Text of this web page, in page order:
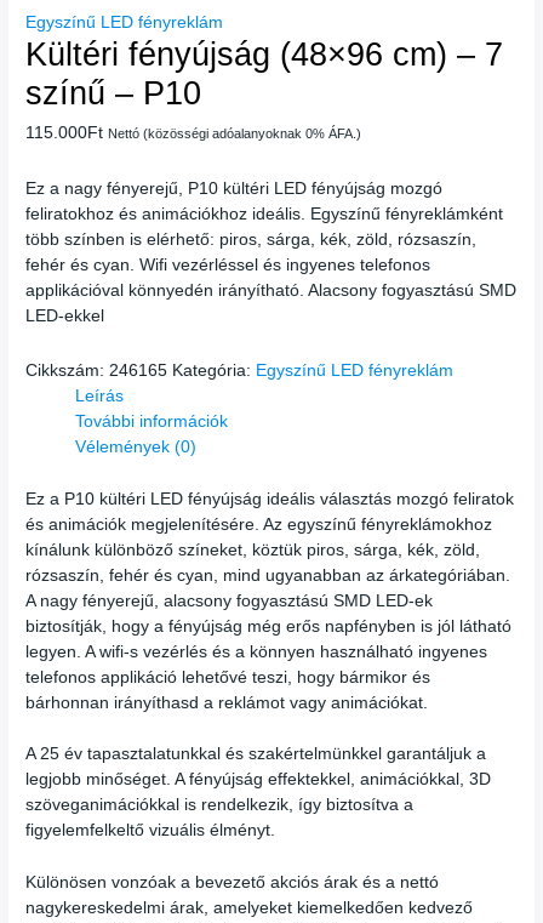
Egyszínű LED fényreklám
Kültéri fényújság (48×96 cm) – 7
színű – P10
115.000Ft Nettó (közösségi adóalanyoknak 0% ÁFA.)
Ez a nagy fényerejű, P10 kültéri LED fényújság mozgó
feliratokhoz és animációkhoz ideális. Egyszínű fényreklámként
több színben is elérhető: piros, sárga, kék, zöld, rózsaszín,
fehér és cyan. Wifi vezérléssel és ingyenes telefonos
applikációval könnyedén irányítható. Alacsony fogyasztású SMD
LED-ekkel
Cikkszám: 246165 Kategória: Egyszínű LED fényreklám
Leírás
További információk
Vélemények (0)
Ez a P10 kültéri LED fényújság ideális választás mozgó feliratok
és animációk megjelenítésére. Az egyszínű fényreklámokhoz
kínálunk különböző színeket, köztük piros, sárga, kék, zöld,
rózsaszín, fehér és cyan, mind ugyanabban az árkategóriában.
A nagy fényerejű, alacsony fogyasztású SMD LED-ek
biztosítják, hogy a fényújság még erős napfényben is jól látható
legyen. A wifi-s vezérlés és a könnyen használható ingyenes
telefonos applikáció lehetővé teszi, hogy bármikor és
bárhonnan irányíthasd a reklámot vagy animációkat.
A 25 év tapasztalatunkkal és szakértelmünkkel garantáljuk a
legjobb minőséget. A fényújság effektekkel, animációkkal, 3D
szöveganimációkkal is rendelkezik, így biztosítva a
figyelemfelkeltő vizuális élményt.
Különösen vonzóak a bevezető akciós árak és a nettó
nagykereskedelmi árak, amelyeket kiemelkedően kedvező